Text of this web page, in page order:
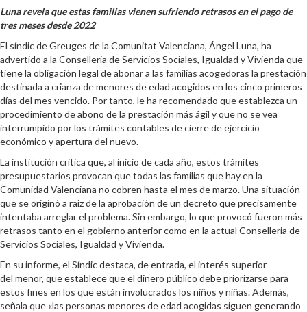
Luna revela que estas familias vienen sufriendo retrasos en el pago de
tres meses desde 2022
El síndic de Greuges de la Comunitat Valenciana, Ángel Luna, ha
advertido a la Conselleria de Servicios Sociales, Igualdad y Vivienda que
tiene la obligación legal de abonar a las familias acogedoras la prestación
destinada a crianza de menores de edad acogidos en los cinco primeros
días del mes vencido. Por tanto, le ha recomendado que establezca un
procedimiento de abono de la prestación más ágil y que no se vea
interrumpido por los trámites contables de cierre de ejercicio
económico y apertura del nuevo.
La institución critica que, al inicio de cada año, estos trámites
presupuestarios provocan que todas las familias que hay en la
Comunidad Valenciana no cobren hasta el mes de marzo. Una situación
que se originó a raíz de la aprobación de un decreto que precisamente
intentaba arreglar el problema. Sin embargo, lo que provocó fueron más
retrasos tanto en el gobierno anterior como en la actual Conselleria de
Servicios Sociales, Igualdad y Vivienda.
En su informe, el Síndic destaca, de entrada, el interés superior
del menor, que establece que el dinero público debe priorizarse para
estos fines en los que están involucrados los niños y niñas. Además,
señala que «las personas menores de edad acogidas siguen generando